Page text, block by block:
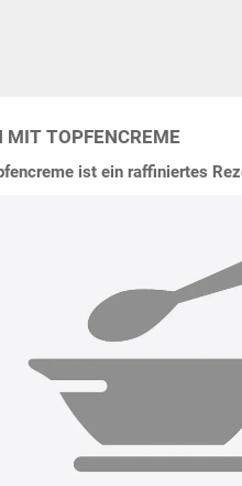
MIT TOPFENCREME
ist ein raffiniertes